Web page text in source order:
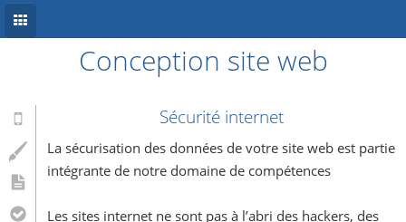
Accueil
Développement mobile
Système d’information
Conception site web
Sécurité internet
La sécurisation des données de votre site web est partie
intégrante de notre domaine de compétences
Les sites internet ne sont pas à l’abri des hackers, des